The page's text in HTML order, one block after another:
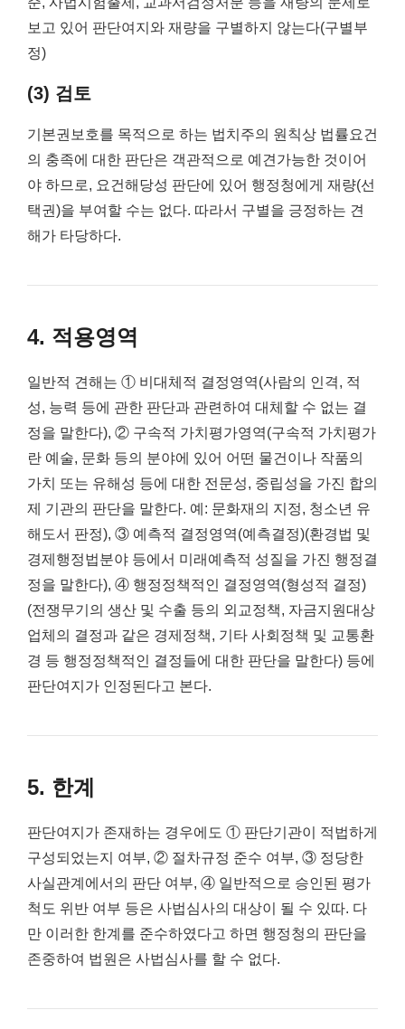
보고 있어 판단여지와 재량을 구별하지 않는다(구별부
정)
(3) 검토
기본권보호를 목적으로 하는 법치주의 원칙상 법률요건
의 충족에 대한 판단은 객관적으로 예견가능한 것이어
야 하므로, 요건해당성 판단에 있어 행정청에게 재량(선
택권)을 부여할 수는 없다. 따라서 구별을 긍정하는 견
해가 타당하다.
4. 적용영역
일반적 견해는 ① 비대체적 결정영역(사람의 인격, 적
성, 능력 등에 관한 판단과 관련하여 대체할 수 없는 결
정을 말한다), ② 구속적 가치평가영역(구속적 가치평가
란 예술, 문화 등의 분야에 있어 어떤 물건이나 작품의
가치 또는 유해성 등에 대한 전문성, 중립성을 가진 합의
제 기관의 판단을 말한다. 예: 문화재의 지정, 청소년 유
해도서 판정), ③ 예측적 결정영역(예측결정)(환경법 및
경제행정법분야 등에서 미래예측적 성질을 가진 행정결
정을 말한다), ④ 행정정책적인 결정영역(형성적 결정)
(전쟁무기의 생산 및 수출 등의 외교정책, 자금지원대상
업체의 결정과 같은 경제정책, 기타 사회정책 및 교통환
경 등 행정정책적인 결정들에 대한 판단을 말한다) 등에
판단여지가 인정된다고 본다.
5. 한계
판단여지가 존재하는 경우에도 ① 판단기관이 적법하게
구성되었는지 여부, ② 절차규정 준수 여부, ③ 정당한
사실관계에서의 판단 여부, ④ 일반적으로 승인된 평가
척도 위반 여부 등은 사법심사의 대상이 될 수 있따. 다
만 이러한 한계를 준수하였다고 하면 행정청의 판단을
존중하여 법원은 사법심사를 할 수 없다.